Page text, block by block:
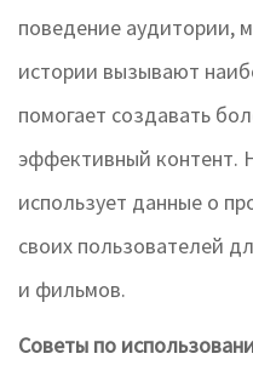
поведение аудитории,
истории вызывают
помогает создавать
эффективный контент.
использует данные о
своих пользователей
и фильмов.
Советы по